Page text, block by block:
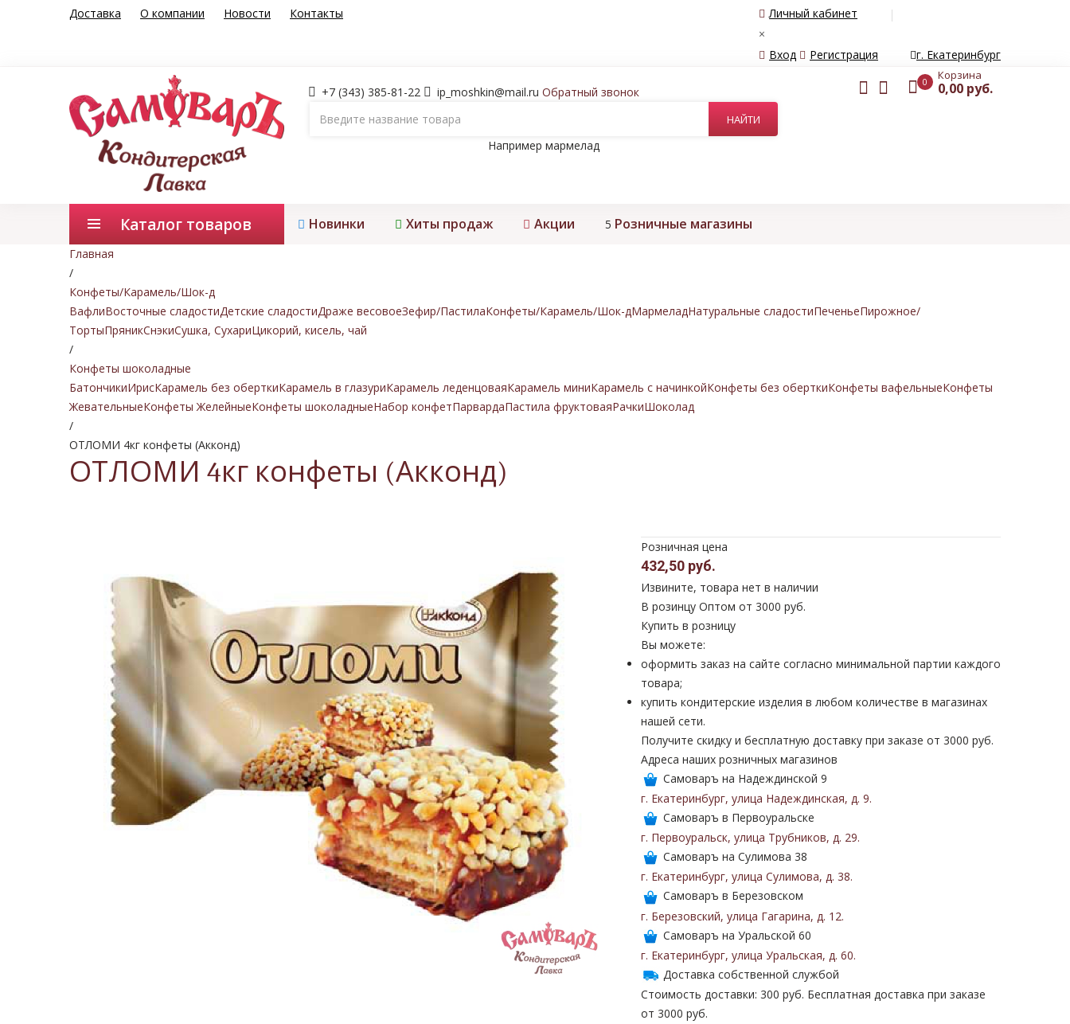
Доставка О компании Новости Контакты
Личный кабинет
×
Вход
Регистрация г. Екатеринбург
+7 (343) 385-81-22 ip_moshkin@mail.ru Обратный звонок
Например мармелад
0 Корзина
0,00 руб.
Каталог товаров Новинки Хиты продаж Акции 5 Розничные магазины
Главная
/
Конфеты/Карамель/Шок-д
ВафлиВосточные сладостиДетские сладостиДраже весовоеЗефир/ПастилаКонфеты/Карамель/Шок-дМармеладНатуральные сладостиПеченьеПирожное/
ТортыПряникСнэкиСушка, СухариЦикорий, кисель, чай
/
Конфеты шоколадные
БатончикиИрисКарамель без оберткиКарамель в глазуриКарамель леденцоваяКарамель миниКарамель с начинкойКонфеты без оберткиКонфеты вафельныеКонфеты
ЖевательныеКонфеты ЖелейныеКонфеты шоколадныеНабор конфетПарвардаПастила фруктоваяРачкиШоколад
/
ОТЛОМИ 4кг конфеты (Акконд)
ОТЛОМИ 4кг конфеты (Акконд)
Розничная цена
432,50 руб.
Извините, товара нет в наличии
В розинцу Оптом от 3000 руб.
Купить в розницу
Вы можете:
оформить заказ на сайте согласно минимальной партии каждого
товара;
купить кондитерские изделия в любом количестве в магазинах
нашей сети.
Получите скидку и бесплатную доставку при заказе от 3000 руб.
Адреса наших розничных магазинов
Самоваръ на Надеждинской 9
г. Екатеринбург, улица Надеждинская, д. 9.
Самоваръ в Первоуральске
г. Первоуральск, улица Трубников, д. 29.
Самоваръ на Сулимова 38
г. Екатеринбург, улица Сулимова, д. 38.
Самоваръ в Березовском
г. Березовский, улица Гагарина, д. 12.
Самоваръ на Уральской 60
г. Екатеринбург, улица Уральская, д. 60.
Доставка собственной службой
Стоимость доставки: 300 руб. Бесплатная доставка при заказе
от 3000 руб.